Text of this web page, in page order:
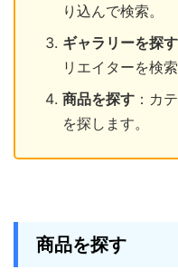
り込んで検索。
ギャラリーを探す
リエイターを検索
商品を探す ：カ
を探します。
商品を探す